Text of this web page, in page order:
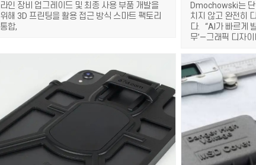
라인 장비 업그레이드 및 최종 사용 부품 개발을
위해 3D 프린팅을 활용 접근 방식 스마트 팩토리
통합,
Dmochowski는 단
치지 않고 완전히
다. “AI가 빠르게
무’—그래픽 디자